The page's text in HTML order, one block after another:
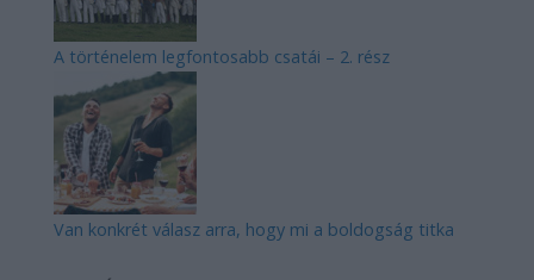
A történelem legfontosabb csatái – 2. rész
Van konkrét válasz arra, hogy mi a boldogság titka